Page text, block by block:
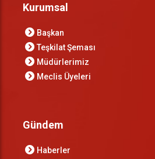
Kurumsal
Başkan
Teşkilat Şeması
Müdürlerimiz
Meclis Üyeleri
Gündem
Haberler